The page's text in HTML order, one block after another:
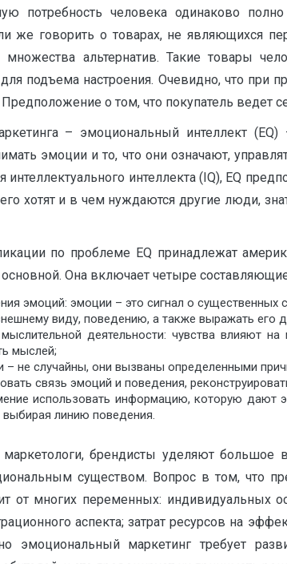
потребность человека одинаково
же говорить о товарах, не являющихся
альтернатив. Такие товары
подъема настроения. Очевидно, что
Предположение о том, что покупатель
– эмоциональный интеллект (EQ)
эмоции и то, что они означают,
интеллекта (IQ), EQ
хотят и в чем нуждаются другие люди,
по проблеме EQ принадлежат
Она включает четыре
эмоций: эмоции – это сигнал о существенных
виду, поведению, а также выражать его
деятельности: чувства влияют
мыслей;
не случайны, они вызваны определенными
связь эмоций и поведения,
использовать информацию, которую дают
линию поведения.
брендисты уделяют
существом. Вопрос в том, что
от многих переменных: индивидуальных
аспекта; затрат ресурсов на
эмоциональный маркетинг требует